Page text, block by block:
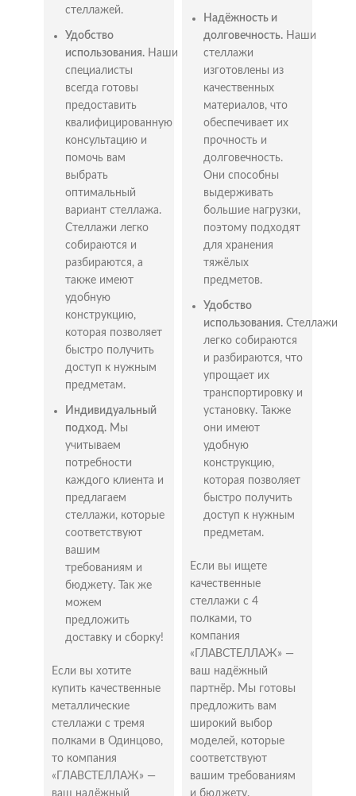
быть оснащены перегородками для разделения их
на секции. Обратите внимание на нагрузку, которую
может выдерживать стеллаж!
Выбор сборного стеллажа при
покупке в Одинцово
При выборе стеллажа необходимо учитывать
следующие факторы:
Цель использования: определите, для каких
целей будет использоваться стеллаж.
Грузоподъемность: рассчитайте вес предметов,
которые будут храниться на стеллаже.
Размеры и конфигурация: выберите стеллаж,
который соответствует размерам помещения и
Мобильность: определите, нужен ли стеллаж на
колесиках для перемещения.
Выгодная покупка
металлических стеллажей в
Одинцово
в Одинцово
имеет разнообразные универсальные стеллажи,
продукции, осуществляет быструю доставку по
Стеллажи с фанерными
полками – купить в Одинцово
Стеллажи с фанерными полками представляют
собой универсальное решение для хранения
различных грузов, от малогабаритного товара и
инструментов до документации и оборудования.
Эти конструкции обладают рядом неоспоримых
преимуществ, благодаря которым они широко
применяются в различных сферах.
Особенности и преимущества
покупки стеллажей с
стеллажей.
Удобство
использования. Наши
специалисты
всегда готовы
предоставить
квалифицированную
консультацию и
помочь вам
выбрать
оптимальный
вариант стеллажа.
Стеллажи легко
собираются и
разбираются, а
также имеют
удобную
конструкцию,
которая позволяет
быстро получить
доступ к нужным
предметам.
Индивидуальный
подход. Мы
учитываем
потребности
каждого клиента и
предлагаем
стеллажи, которые
соответствуют
вашим
требованиям и
бюджету. Так же
можем
предложить
доставку и сборку!
Если вы хотите
купить качественные
металлические
стеллажи с тремя
полками в Одинцово,
то компания
«ГЛАВСТЕЛЛАЖ» —
ваш надёжный
Надёжность и
долговечность. Наши
стеллажи
изготовлены из
качественных
материалов, что
обеспечивает их
прочность и
долговечность.
Они способны
выдерживать
большие нагрузки,
поэтому подходят
для хранения
тяжёлых
предметов.
Удобство
использования. Стеллажи
легко собираются
и разбираются, что
упрощает их
транспортировку и
установку. Также
они имеют
удобную
конструкцию,
которая позволяет
быстро получить
доступ к нужным
предметам.
Если вы ищете
качественные
стеллажи с 4
полками, то
компания
«ГЛАВСТЕЛЛАЖ» —
ваш надёжный
партнёр. Мы готовы
предложить вам
широкий выбор
моделей, которые
соответствуют
вашим требованиям
и бюджету.